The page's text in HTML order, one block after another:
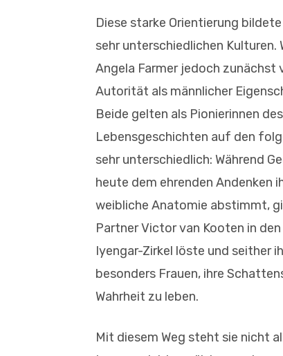
Diese starke Orientierung
sehr unterschiedlichen Kulturen.
Angela Farmer jedoch zunächst
Autorität als männlicher
Beide gelten als Pionierinnen
Lebensgeschichten auf den
sehr unterschiedlich: Während
heute dem ehrenden Andenken
weibliche Anatomie abstimmt,
Partner Victor van Kooten in
Iyengar-Zirkel löste und seither
besonders Frauen, ihre
Wahrheit zu leben.
Mit diesem Weg steht sie nicht